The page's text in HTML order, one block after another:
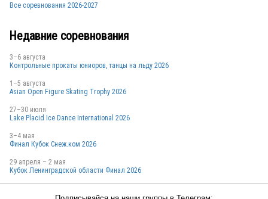
Все соревнования 2026-2027
Недавние соревнования
3–6 августа
Контрольные прокаты юниоров, танцы на льду 2026
1–5 августа
Asian Open Figure Skating Trophy 2026
27–30 июля
Lake Placid Ice Dance International 2026
3–4 мая
Финал Кубок Снеж.ком 2026
29 апреля – 2 мая
Кубок Ленинградской области Финал 2026